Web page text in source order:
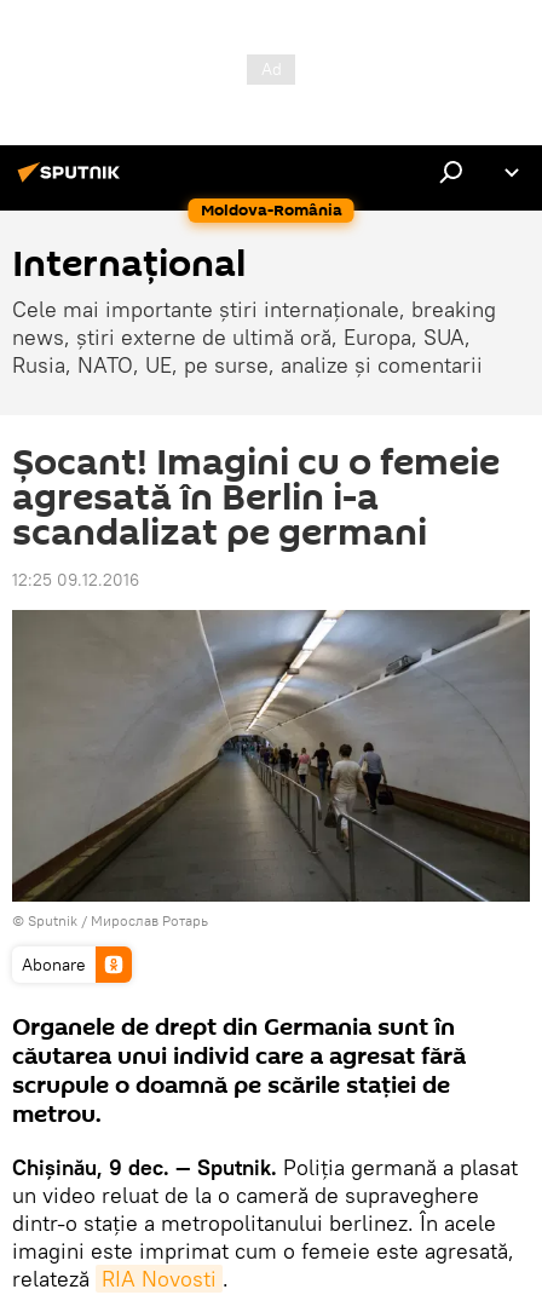
Moldova-România
Internaţional
Cele mai importante știri internaționale, breaking
news, știri externe de ultimă oră, Europa, SUA,
Rusia, NATO, UE, pe surse, analize și comentarii
Şocant! Imagini cu o femeie
agresată în Berlin i-a
scandalizat pe germani
12:25 09.12.2016
© Sputnik / Мирослав Ротарь
Abonare
Organele de drept din Germania sunt în
căutarea unui individ care a agresat fără
scrupule o doamnă pe scările staţiei de
metrou.
Chişinău, 9 dec. — Sputnik. Poliţia germană a plasat
un video reluat de la o cameră de supraveghere
dintr-o staţie a metropolitanului berlinez. În acele
imagini este imprimat cum o femeie este agresată,
relateză RIA Novosti .